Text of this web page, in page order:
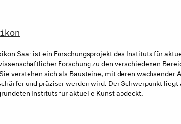
Saar ist ein Forschungsprojekt des Instituts für
Forschung zu den verschiedenen
verstehen sich als Bausteine, mit deren wachsender
und präziser werden wird. Der Schwerpunkt
Instituts für aktuelle Kunst abdeckt.